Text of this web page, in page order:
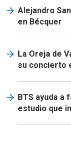
Alejandro
en Bécquer
La Oreja de
su concierto
BTS ayuda a
estudio que